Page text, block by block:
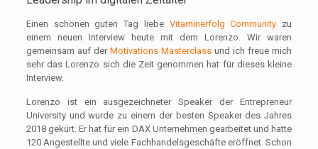
Einen schönen guten Tag liebe Vitaminerfolg Community zu
einem neuen Interview heute mit dem Lorenzo. Wir waren
gemeinsam auf der Motivations Masterclass und ich freue mich
sehr das Lorenzo sich die Zeit genommen hat für dieses kleine
Interview.
Lorenzo ist ein ausgezeichneter Speaker der Entrepreneur
University und wurde zu einem der besten Speaker des Jahres
2018 gekürt. Er hat für ein DAX Unternehmen gearbeitet und hatte
120 Angestellte und viele Fachhandelsgeschäfte eröffnet. Schon